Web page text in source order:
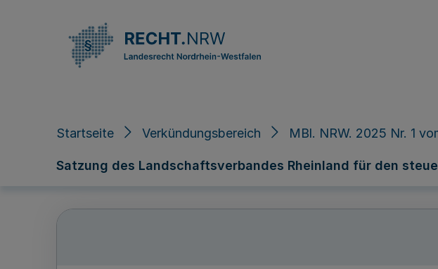
Startseite Verkündungsbereich MBl. NRW. 2025 Nr. 1
Satzung des Landschaftsverbandes Rheinland für den